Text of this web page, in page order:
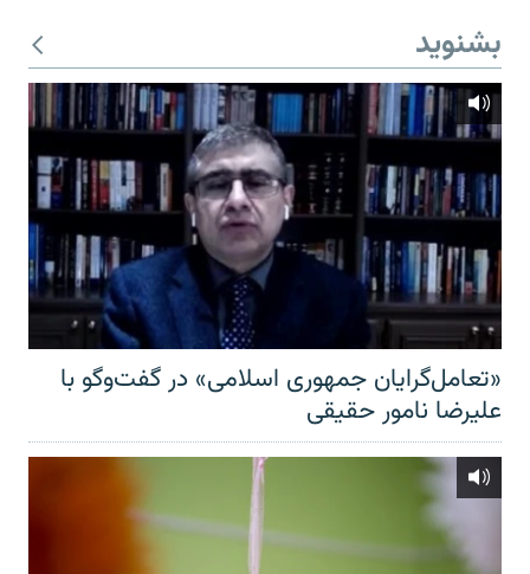
بشنوید
«تعامل‌گرایان جمهوری اسلامی» در گفت‌وگو با
علیرضا نامور حقیقی